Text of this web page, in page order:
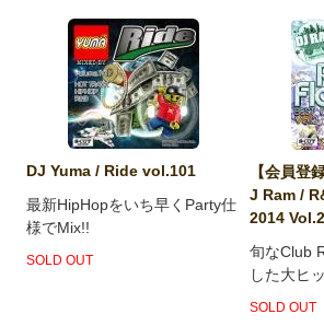
DJ Yuma / Ride vol.101
最新HipHopをいち早くParty仕
様でMix!!
SOLD OUT
【会員登
J Ram /
2014 Vol.2
旬なClub
した大ヒ
SOLD OUT